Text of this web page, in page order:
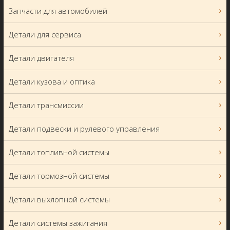
Запчасти для автомобилей
Детали для сервиса
Детали двигателя
Детали кузова и оптика
Детали трансмиссии
Детали подвески и рулевого управления
Детали топливной системы
Детали тормозной системы
Детали выхлопной системы
Детали системы зажигания